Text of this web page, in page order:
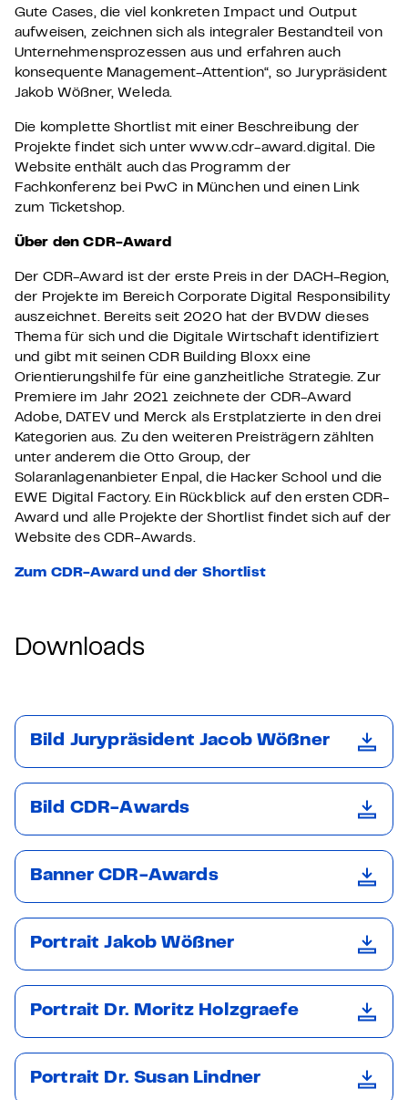
Gute Cases, die viel konkreten Impact und Output
aufweisen, zeichnen sich als integraler Bestandteil von
Unternehmensprozessen aus und erfahren auch
konsequente Management-Attention“, so Jurypräsident
Jakob Wößner, Weleda.
Die komplette Shortlist mit einer Beschreibung der
Projekte findet sich unter www.cdr-award.digital. Die
Website enthält auch das Programm der
Fachkonferenz bei PwC in München und einen Link
zum Ticketshop.
Über den CDR-Award
Der CDR-Award ist der erste Preis in der DACH-Region,
der Projekte im Bereich Corporate Digital Responsibility
auszeichnet. Bereits seit 2020 hat der BVDW dieses
Thema für sich und die Digitale Wirtschaft identifiziert
und gibt mit seinen CDR Building Bloxx eine
Orientierungshilfe für eine ganzheitliche Strategie. Zur
Premiere im Jahr 2021 zeichnete der CDR-Award
Adobe, DATEV und Merck als Erstplatzierte in den drei
Kategorien aus. Zu den weiteren Preisträgern zählten
unter anderem die Otto Group, der
Solaranlagenanbieter Enpal, die Hacker School und die
EWE Digital Factory. Ein Rückblick auf den ersten CDR-
Award und alle Projekte der Shortlist findet sich auf der
Website des CDR-Awards.
Zum CDR-Award und der Shortlist
Downloads
Bild Jurypräsident Jacob Wößner
Bild CDR-Awards
Banner CDR-Awards
Portrait Jakob Wößner
Portrait Dr. Moritz Holzgraefe
Portrait Dr. Susan Lindner